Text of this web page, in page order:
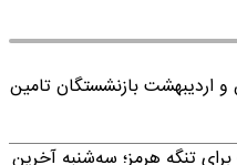
اردیبهشت بازنشستگان تامین